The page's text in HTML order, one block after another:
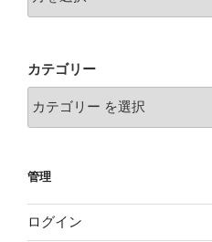
カテゴリー
管理
ログイン